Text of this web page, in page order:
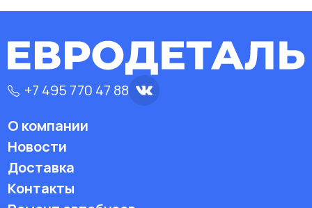
+7 495 770 47 88
О компании
Новости
Доставка
Контакты